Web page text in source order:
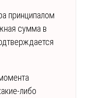
принципалом
сумма в
либо